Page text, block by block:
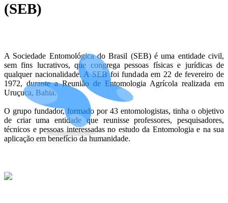
(SEB)
A Sociedade Entomológica do Brasil (SEB) é uma entidade civil,
sem fins lucrativos, que congrega pessoas físicas e jurídicas de
qualquer nacionalidade. A SEB foi fundada em 22 de fevereiro de
1972, durante a Reunião de Entomologia Agrícola realizada em
Uruçuca, Bahia.
O grupo fundador, formado por 43 entomologistas, tinha o objetivo
de criar uma entidade que reunisse professores, pesquisadores,
técnicos e pessoas interessadas no estudo da Entomologia e na sua
aplicação em benefício da humanidade.